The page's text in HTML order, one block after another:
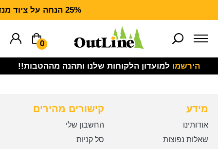
25% הנחה על ציוד מנדף CARHARTT FORCE
0
הירשמו למועדון הלקוחות שלנו ותהנה מההטבות!!
מידע
אודותינו
שאלות נפוצות
קישורים מהירים
החשבון שלי
סל קניות